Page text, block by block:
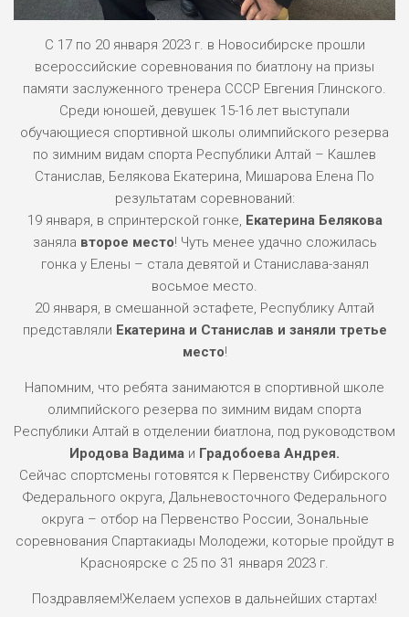
С 17 по 20 января 2023 г. в Новосибирске прошли
всероссийские соревнования по биатлону на призы
памяти заслуженного тренера СССР Евгения Глинского.
Среди юношей, девушек 15-16 лет выступали
обучающиеся спортивной школы олимпийского резерва
по зимним видам спорта Республики Алтай – Кашлев
Станислав, Белякова Екатерина, Мишарова Елена По
результатам соревнований:
19 января, в спринтерской гонке, Екатерина Белякова
заняла второе место! Чуть менее удачно сложилась
гонка у Елены – стала девятой и Станислава-занял
восьмое место.
20 января, в смешанной эстафете, Республику Алтай
представляли Екатерина и Станислав и заняли третье
место!
Напомним, что ребята занимаются в спортивной школе
олимпийского резерва по зимним видам спорта
Республики Алтай в отделении биатлона, под руководством
Иродова Вадима и Градобоева Андрея.
Сейчас спортсмены готовятся к Первенству Сибирского
Федерального округа, Дальневосточного Федерального
округа – отбор на Первенство России, Зональные
соревнования Спартакиады Молодежи, которые пройдут в
Красноярске с 25 по 31 января 2023 г.
Поздравляем!Желаем успехов в дальнейших стартах!